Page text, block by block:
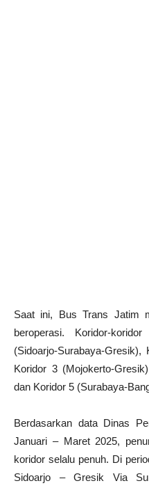
Saat ini, Bus Trans Jatim
beroperasi. Koridor-
(Sidoarjo-Surabaya-
Koridor 3 (Mojokerto-
dan Koridor 5 (Surabaya-
Berdasarkan data Dinas
Januari – Maret 2025,
koridor selalu penuh. Di
Sidoarjo – Gresik Via